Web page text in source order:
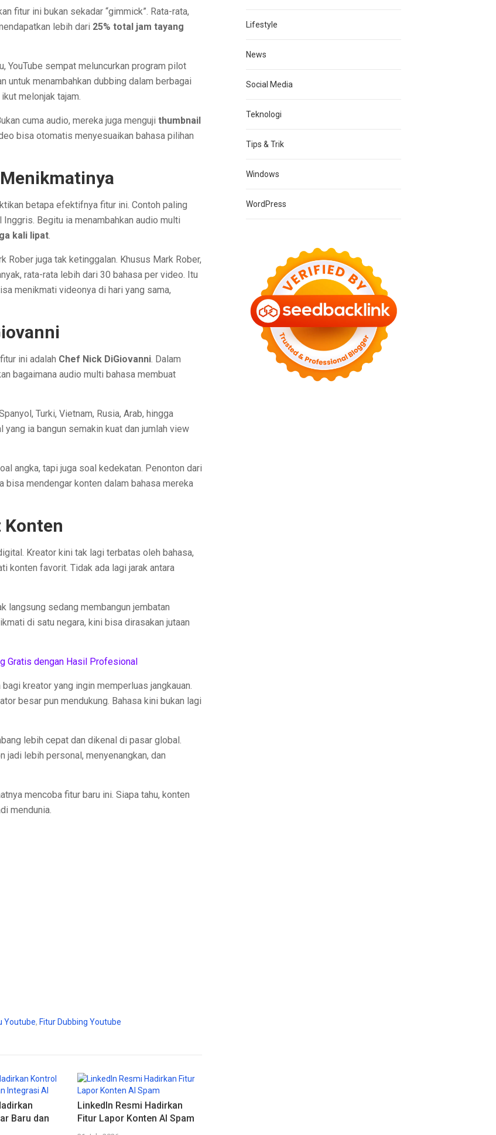
fitur ini bukan sekadar “gimmick”. Rata-rata,
lebih dari 25% total jam tayang
YouTube sempat meluncurkan program pilot
untuk menambahkan dubbing dalam berbagai
melonjak tajam.
cuma audio, mereka juga menguji thumbnail
bisa otomatis menyesuaikan bahasa pilihan
betapa efektifnya fitur ini. Contoh paling
Begitu ia menambahkan audio multi
kali lipat.
Rober juga tak ketinggalan. Khusus Mark Rober,
rata-rata lebih dari 30 bahasa per video. Itu
menikmati videonya di hari yang sama,
ini adalah Chef Nick DiGiovanni. Dalam
bagaimana audio multi bahasa membuat
Turki, Vietnam, Rusia, Arab, hingga
ia bangun semakin kuat dan jumlah view
angka, tapi juga soal kedekatan. Penonton dari
bisa mendengar konten dalam bahasa mereka
Konten
Kreator kini tak lagi terbatas oleh bahasa,
konten favorit. Tidak ada lagi jarak antara
langsung sedang membangun jembatan
di satu negara, kini bisa dirasakan jutaan
Gratis dengan Hasil Profesional
kreator yang ingin memperluas jangkauan.
besar pun mendukung. Bahasa kini bukan lagi
lebih cepat dan dikenal di pasar global.
jadi lebih personal, menyenangkan, dan
mencoba fitur baru ini. Siapa tahu, konten
mendunia.
Youtube, Fitur Dubbing Youtube
Baru dan
LinkedIn Resmi Hadirkan
Fitur Lapor Konten AI Spam
Lifestyle
News
Social Media
Teknologi
Tips & Trik
Windows
WordPress